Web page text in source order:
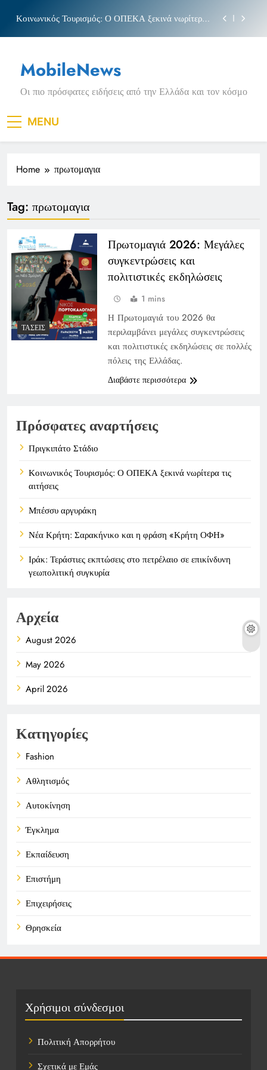
content
Κοινωνικός Τουρισμός: Ο ΟΠΕΚΑ ξεκινά νωρίτερα
Νέα Κρήτη: Σαρακήνικο και η φράση «Κρήτη
ΟΦΗ»
Πριγκιπάτο Στάδιο
Κοινωνικός Τουρισμός: Ο ΟΠΕΚΑ ξεκινά νωρίτερα
τις αιτήσεις
Μπέσσυ αργυράκη
Νέα Κρήτη: Σαρακήνικο και η φράση «Κρήτη
MobileNews
Οι πιο πρόσφατες ειδήσεις από την Ελλάδα και τον κόσμο
MENU
Home πρωτομαγια
Tag: πρωτομαγια
ΤΆΣΕΙΣ
Πρωτομαγιά 2026: Μεγάλες
συγκεντρώσεις και
πολιτιστικές εκδηλώσεις
1 mins
Η Πρωτομαγιά του 2026 θα
περιλαμβάνει μεγάλες συγκεντρώσεις
και πολιτιστικές εκδηλώσεις σε πολλές
πόλεις της Ελλάδας.
Διαβάστε περισσότερα
Πρόσφατες αναρτήσεις
Πριγκιπάτο Στάδιο
Κοινωνικός Τουρισμός: Ο ΟΠΕΚΑ ξεκινά νωρίτερα τις
αιτήσεις
Μπέσσυ αργυράκη
Νέα Κρήτη: Σαρακήνικο και η φράση «Κρήτη ΟΦΗ»
Ιράκ: Τεράστιες εκπτώσεις στο πετρέλαιο σε επικίνδυνη
γεωπολιτική συγκυρία
Αρχεία
August 2026
May 2026
April 2026
Κατηγορίες
Fashion
Αθλητισμός
Αυτοκίνηση
Έγκλημα
Εκπαίδευση
Επιστήμη
Επιχειρήσεις
Θρησκεία
Πολιτική
Χρήσιμοι σύνδεσμοι
Πολιτική Απορρήτου
Σχετικά με Εμάς